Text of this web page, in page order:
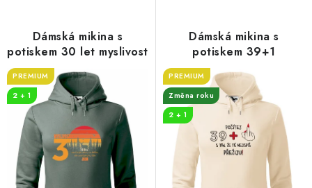
o
d
u
r
o
d
Dámská mikina s
potiskem 30 let myslivost
PREMIUM
2 + 1
Dámská mikina s
potiskem 39+1
PREMIUM
Změna roku
2 + 1